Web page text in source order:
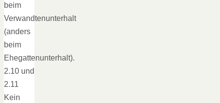
beim
Verwandtenunterhalt
(anders
beim
Ehegattenunterhalt).
2.10 und
2.11
Kein